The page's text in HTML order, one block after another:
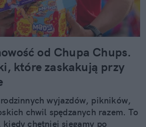
od Chupa Chups.
które zaskakują przy
wyjazdów, pikników,
chwil spędzanych razem. To
kiedy chętniej sięgamy po